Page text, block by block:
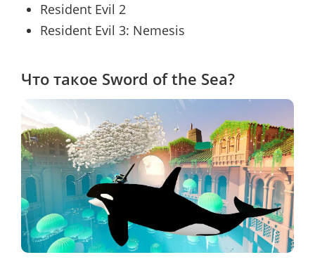
Resident Evil 2
Resident Evil 3: Nemesis
Что такое Sword of the Sea?